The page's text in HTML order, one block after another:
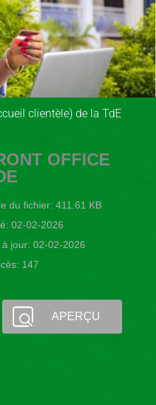
clientèle) de la TdE
OFFICE
du fichier: 411.61 KB
02-02-2026
à jour: 02-02-2026
147
APERÇU